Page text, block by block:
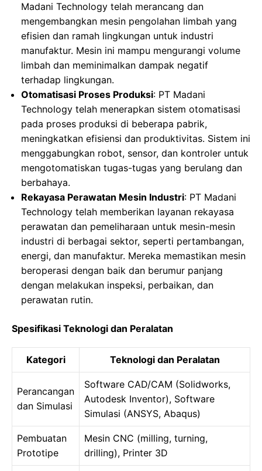
Madani Technology telah merancang dan
mengembangkan mesin pengolahan limbah yang
efisien dan ramah lingkungan untuk industri
manufaktur. Mesin ini mampu mengurangi volume
limbah dan meminimalkan dampak negatif
terhadap lingkungan.
Otomatisasi Proses Produksi: PT Madani
Technology telah menerapkan sistem otomatisasi
pada proses produksi di beberapa pabrik,
meningkatkan efisiensi dan produktivitas. Sistem ini
menggabungkan robot, sensor, dan kontroler untuk
mengotomatiskan tugas-tugas yang berulang dan
berbahaya.
Rekayasa Perawatan Mesin Industri: PT Madani
Technology telah memberikan layanan rekayasa
perawatan dan pemeliharaan untuk mesin-mesin
industri di berbagai sektor, seperti pertambangan,
energi, dan manufaktur. Mereka memastikan mesin
beroperasi dengan baik dan berumur panjang
dengan melakukan inspeksi, perbaikan, dan
perawatan rutin.
Spesifikasi Teknologi dan Peralatan
Kategori Teknologi dan Peralatan
Perancangan
dan Simulasi
Software CAD/CAM (Solidworks,
Autodesk Inventor), Software
Simulasi (ANSYS, Abaqus)
Pembuatan
Prototipe
Mesin CNC (milling, turning,
drilling), Printer 3D